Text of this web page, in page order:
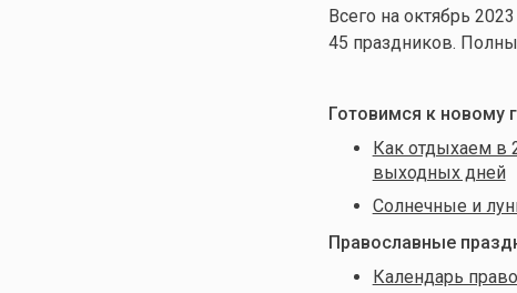
Всего на октябрь
45 праздников.
Готовимся к новому
Как отдыхаем в
выходных дней
Солнечные и
Православные
Календарь